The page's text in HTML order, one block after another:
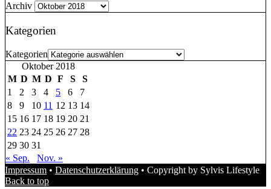
Archiv
Kategorien
Kategorien
Oktober 2018
M D M D F S
S
1
2 3 4 5 6
7
8
9 10 11 12 13 14
15 16 17 18 19 20 21
22 23 24 25 26 27 28
29 30 31
« Sep.
Nov. »
Impressum • Datenschutzerklärung • Copyright by Sylvis Lifestyle
Back to top